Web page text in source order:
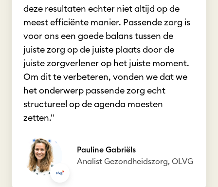
deze resultaten echter niet altijd op de
meest efficiënte manier. Passende zorg is
voor ons een goede balans tussen de
juiste zorg op de juiste plaats door de
juiste zorgverlener op het juiste moment.
Om dit te verbeteren, vonden we dat we
het onderwerp passende zorg echt
structureel op de agenda moesten
zetten."
Pauline Gabriëls
Analist Gezondheidszorg, OLVG